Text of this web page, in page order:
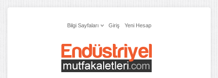
Bilgi Sayfaları Giriş Yeni Hesap